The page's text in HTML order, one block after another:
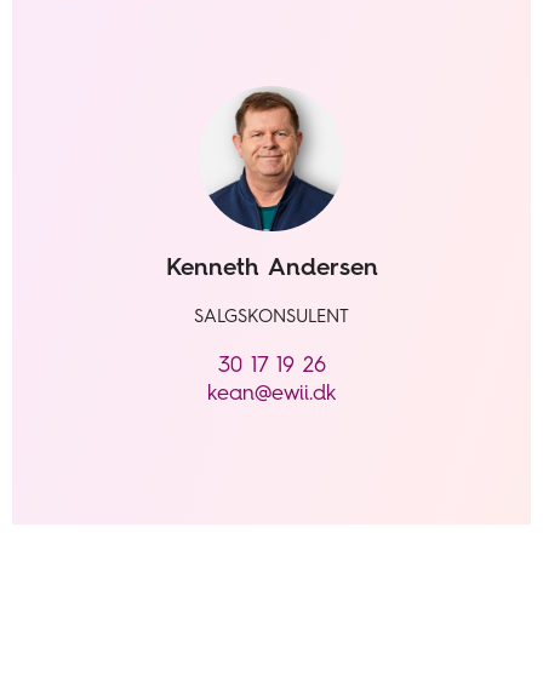
Kenneth Andersen
SALGSKONSULENT
30 17 19 26
kean@ewii.dk